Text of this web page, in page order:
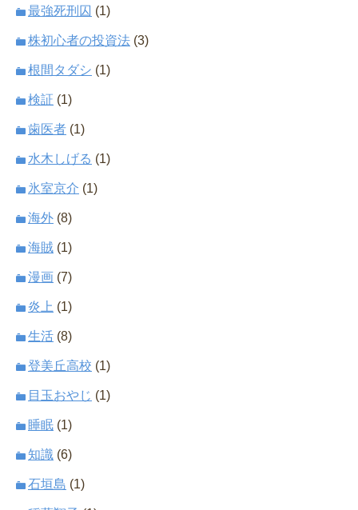
最強死刑囚 (1)
株初心者の投資法 (3)
根間タダシ (1)
検証 (1)
歯医者 (1)
水木しげる (1)
氷室京介 (1)
海外 (8)
海賊 (1)
漫画 (7)
炎上 (1)
生活 (8)
登美丘高校 (1)
目玉おやじ (1)
睡眠 (1)
知識 (6)
石垣島 (1)